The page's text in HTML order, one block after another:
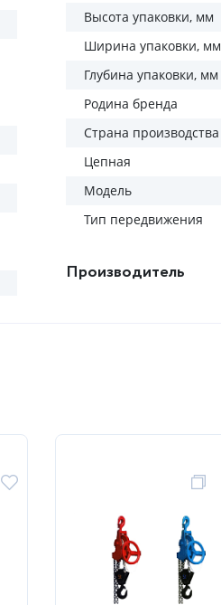
Высота упаковки, мм
Ширина упаковки, мм
Глубина упаковки, мм
Родина бренда
Страна производства
Цепная
Модель
Тип передвижения
Производитель